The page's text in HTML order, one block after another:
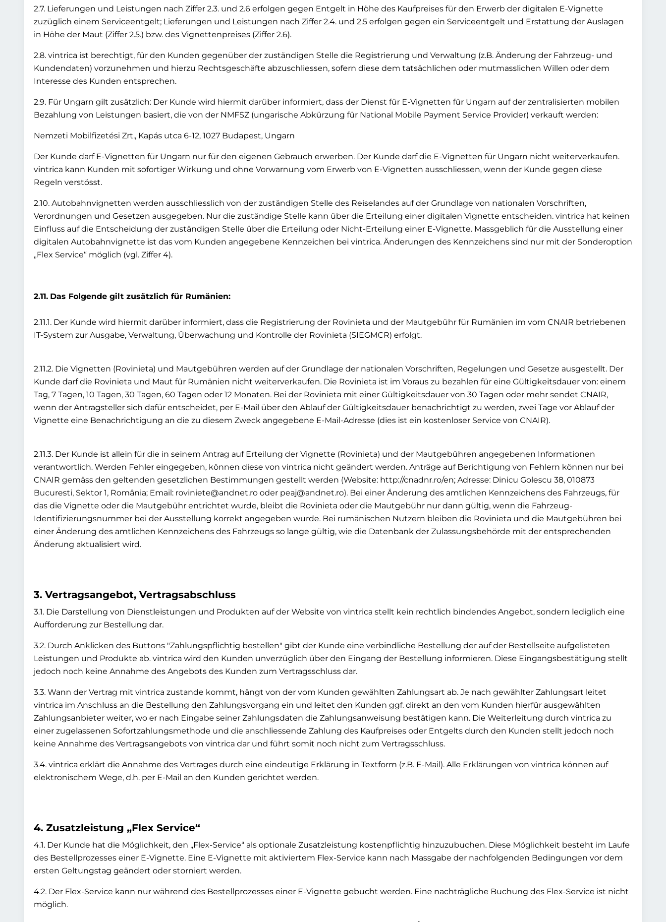
2.7. Lieferungen und Leistungen nach Ziffer 2.3. und 2.6 erfolgen gegen Entgelt in Höhe des Kaufpreises für den Erwerb der digitalen E-Vignette
zuzüglich einem Serviceentgelt; Lieferungen und Leistungen nach Ziffer 2.4. und 2.5 erfolgen gegen ein Serviceentgelt und Erstattung der Auslagen
in Höhe der Maut (Ziffer 2.5.) bzw. des Vignettenpreises (Ziffer 2.6).
2.8. vintrica ist berechtigt, für den Kunden gegenüber der zuständigen Stelle die Registrierung und Verwaltung (z.B. Änderung der Fahrzeug- und
Kundendaten) vorzunehmen und hierzu Rechtsgeschäfte abzuschliessen, sofern diese dem tatsächlichen oder mutmasslichen Willen oder dem
Interesse des Kunden entsprechen.
2.9. Für Ungarn gilt zusätzlich: Der Kunde wird hiermit darüber informiert, dass der Dienst für E-Vignetten für Ungarn auf der zentralisierten mobilen
Bezahlung von Leistungen basiert, die von der NMFSZ (ungarische Abkürzung für National Mobile Payment Service Provider) verkauft werden:
Nemzeti Mobilfizetési Zrt., Kapás utca 6-12, 1027 Budapest, Ungarn
Der Kunde darf E-Vignetten für Ungarn nur für den eigenen Gebrauch erwerben. Der Kunde darf die E-Vignetten für Ungarn nicht weiterverkaufen.
vintrica kann Kunden mit sofortiger Wirkung und ohne Vorwarnung vom Erwerb von E-Vignetten ausschliessen, wenn der Kunde gegen diese
Regeln verstösst.
2.10. Autobahnvignetten werden ausschliesslich von der zuständigen Stelle des Reiselandes auf der Grundlage von nationalen Vorschriften,
Verordnungen und Gesetzen ausgegeben. Nur die zuständige Stelle kann über die Erteilung einer digitalen Vignette entscheiden. vintrica hat keinen
Einfluss auf die Entscheidung der zuständigen Stelle über die Erteilung oder Nicht-Erteilung einer E-Vignette. Massgeblich für die Ausstellung einer
digitalen Autobahnvignette ist das vom Kunden angegebene Kennzeichen bei vintrica. Änderungen des Kennzeichens sind nur mit der Sonderoption
„Flex Service“ möglich (vgl. Ziffer 4).
2.11. Das Folgende gilt zusätzlich für Rumänien:
2.11.1. Der Kunde wird hiermit darüber informiert, dass die Registrierung der Rovinieta und der Mautgebühr für Rumänien im vom CNAIR betriebenen
IT-System zur Ausgabe, Verwaltung, Überwachung und Kontrolle der Rovinieta (SIEGMCR) erfolgt.
2.11.2. Die Vignetten (Rovinieta) und Mautgebühren werden auf der Grundlage der nationalen Vorschriften, Regelungen und Gesetze ausgestellt. Der
Kunde darf die Rovinieta und Maut für Rumänien nicht weiterverkaufen. Die Rovinieta ist im Voraus zu bezahlen für eine Gültigkeitsdauer von: einem
Tag, 7 Tagen, 10 Tagen, 30 Tagen, 60 Tagen oder 12 Monaten. Bei der Rovinieta mit einer Gültigkeitsdauer von 30 Tagen oder mehr sendet CNAIR,
wenn der Antragsteller sich dafür entscheidet, per E-Mail über den Ablauf der Gültigkeitsdauer benachrichtigt zu werden, zwei Tage vor Ablauf der
Vignette eine Benachrichtigung an die zu diesem Zweck angegebene E-Mail-Adresse (dies ist ein kostenloser Service von CNAIR).
2.11.3. Der Kunde ist allein für die in seinem Antrag auf Erteilung der Vignette (Rovinieta) und der Mautgebühren angegebenen Informationen
verantwortlich. Werden Fehler eingegeben, können diese von vintrica nicht geändert werden. Anträge auf Berichtigung von Fehlern können nur bei
CNAIR gemäss den geltenden gesetzlichen Bestimmungen gestellt werden (Website: http://cnadnr.ro/en; Adresse: Dinicu Golescu 38, 010873
Bucuresti, Sektor 1, România; Email: roviniete@andnet.ro oder peaj@andnet.ro). Bei einer Änderung des amtlichen Kennzeichens des Fahrzeugs, für
das die Vignette oder die Mautgebühr entrichtet wurde, bleibt die Rovinieta oder die Mautgebühr nur dann gültig, wenn die Fahrzeug-
Identifizierungsnummer bei der Ausstellung korrekt angegeben wurde. Bei rumänischen Nutzern bleiben die Rovinieta und die Mautgebühren bei
einer Änderung des amtlichen Kennzeichens des Fahrzeugs so lange gültig, wie die Datenbank der Zulassungsbehörde mit der entsprechenden
Änderung aktualisiert wird.
3. Vertragsangebot, Vertragsabschluss
3.1. Die Darstellung von Dienstleistungen und Produkten auf der Website von vintrica stellt kein rechtlich bindendes Angebot, sondern lediglich eine
Aufforderung zur Bestellung dar.
3.2. Durch Anklicken des Buttons "Zahlungspflichtig bestellen" gibt der Kunde eine verbindliche Bestellung der auf der Bestellseite aufgelisteten
Leistungen und Produkte ab. vintrica wird den Kunden unverzüglich über den Eingang der Bestellung informieren. Diese Eingangsbestätigung stellt
jedoch noch keine Annahme des Angebots des Kunden zum Vertragsschluss dar.
3.3. Wann der Vertrag mit vintrica zustande kommt, hängt von der vom Kunden gewählten Zahlungsart ab. Je nach gewählter Zahlungsart leitet
vintrica im Anschluss an die Bestellung den Zahlungsvorgang ein und leitet den Kunden ggf. direkt an den vom Kunden hierfür ausgewählten
Zahlungsanbieter weiter, wo er nach Eingabe seiner Zahlungsdaten die Zahlungsanweisung bestätigen kann. Die Weiterleitung durch vintrica zu
einer zugelassenen Sofortzahlungsmethode und die anschliessende Zahlung des Kaufpreises oder Entgelts durch den Kunden stellt jedoch noch
keine Annahme des Vertragsangebots von vintrica dar und führt somit noch nicht zum Vertragsschluss.
3.4. vintrica erklärt die Annahme des Vertrages durch eine eindeutige Erklärung in Textform (z.B. E-Mail). Alle Erklärungen von vintrica können auf
elektronischem Wege, d.h. per E-Mail an den Kunden gerichtet werden.
4. Zusatzleistung „Flex Service“
4.1. Der Kunde hat die Möglichkeit, den „Flex-Service“ als optionale Zusatzleistung kostenpflichtig hinzuzubuchen. Diese Möglichkeit besteht im Laufe
des Bestellprozesses einer E-Vignette. Eine E-Vignette mit aktiviertem Flex-Service kann nach Massgabe der nachfolgenden Bedingungen vor dem
ersten Geltungstag geändert oder storniert werden.
4.2. Der Flex-Service kann nur während des Bestellprozesses einer E-Vignette gebucht werden. Eine nachträgliche Buchung des Flex-Service ist nicht
möglich.